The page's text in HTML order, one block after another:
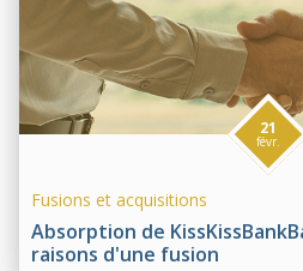
Absorption de
raisons d'une fusion
21
févr.
Fusions et acquisitions